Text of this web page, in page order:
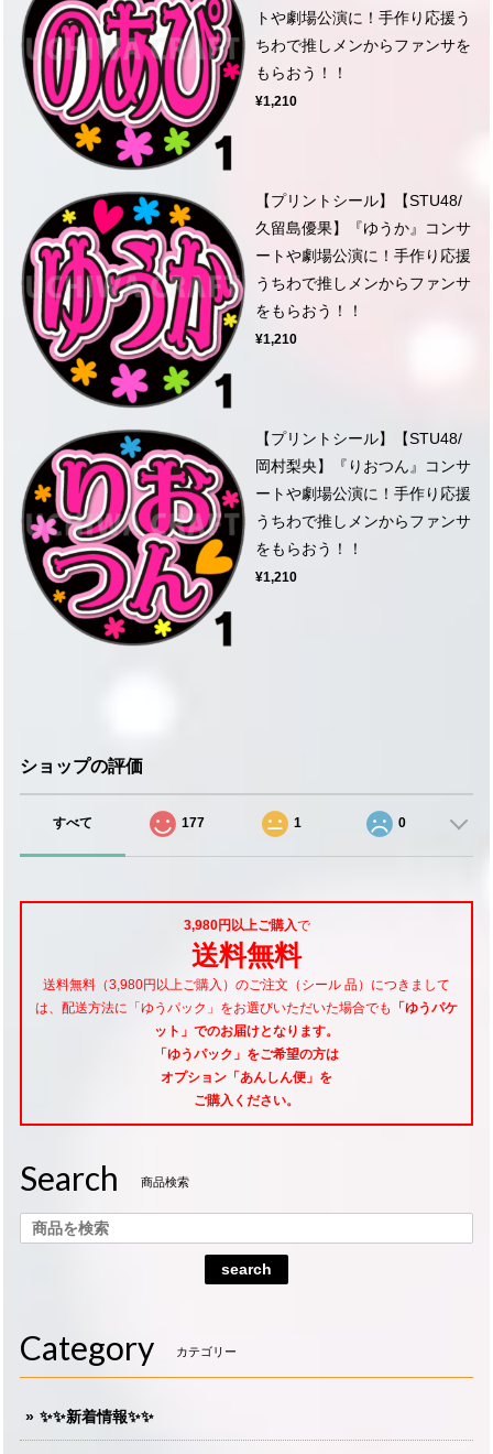
トや劇場公演に！手作り応援う
ちわで推しメンからファンサを
もらおう！！
¥1,210
【プリントシール】【STU48/
久留島優果】『ゆうか』コンサ
ートや劇場公演に！手作り応援
うちわで推しメンからファンサ
をもらおう！！
¥1,210
【プリントシール】【STU48/
岡村梨央】『りおつん』コンサ
ートや劇場公演に！手作り応援
うちわで推しメンからファンサ
をもらおう！！
¥1,210
ショップの評価
すべて 177 1 0
3,980円以上ご購入で
送料無料
送料無料（3,980円以上ご購入）のご注文（シール 品）につきまして
は、配送方法に「ゆうパック」をお選びいただいた場合でも
「ゆうパケ
ット」でのお届けとなります。
「ゆうパック」をご希望の方は
オプション「あんしん便」 を
ご購入ください。
Search 商品検索
search
Category カテゴリー
✨✨新着情報✨✨